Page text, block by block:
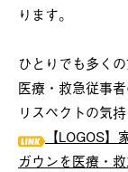
ります。
ひとりでも多くの
医療・救急従事
リスペクトの気
【LOGOS
ガウンを医療・